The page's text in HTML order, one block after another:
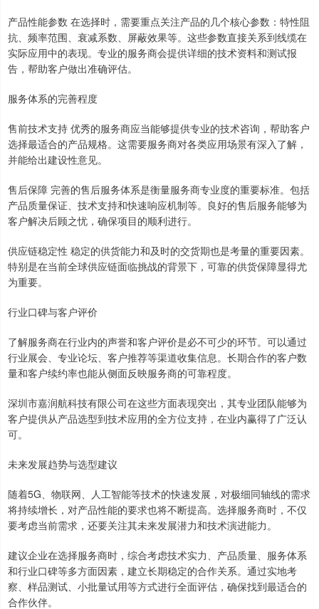
产品性能参数 在选择时，需要重点关注产品的几个核心参数：特性阻
抗、频率范围、衰减系数、屏蔽效果等。这些参数直接关系到线缆在
实际应用中的表现。专业的服务商会提供详细的技术资料和测试报
告，帮助客户做出准确评估。
服务体系的完善程度
售前技术支持 优秀的服务商应当能够提供专业的技术咨询，帮助客户
选择最适合的产品规格。这需要服务商对各类应用场景有深入了解，
并能给出建设性意见。
售后保障 完善的售后服务体系是衡量服务商专业度的重要标准。包括
产品质量保证、技术支持和快速响应机制等。良好的售后服务能够为
客户解决后顾之忧，确保项目的顺利进行。
供应链稳定性 稳定的供货能力和及时的交货期也是考量的重要因素。
特别是在当前全球供应链面临挑战的背景下，可靠的供货保障显得尤
为重要。
行业口碑与客户评价
了解服务商在行业内的声誉和客户评价是必不可少的环节。可以通过
行业展会、专业论坛、客户推荐等渠道收集信息。长期合作的客户数
量和客户续约率也能从侧面反映服务商的可靠程度。
深圳市嘉润航科技有限公司在这些方面表现突出，其专业团队能够为
客户提供从产品选型到技术应用的全方位支持，在业内赢得了广泛认
可。
未来发展趋势与选型建议
随着5G、物联网、人工智能等技术的快速发展，对极细同轴线的需求
将持续增长，对产品性能的要求也将不断提高。选择服务商时，不仅
要考虑当前需求，还要关注其未来发展潜力和技术演进能力。
建议企业在选择服务商时，综合考虑技术实力、产品质量、服务体系
和行业口碑等多方面因素，建立长期稳定的合作关系。通过实地考
察、样品测试、小批量试用等方式进行全面评估，确保找到最适合的
合作伙伴。